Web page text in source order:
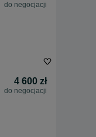
do negocjacji
4 600 zł
do negocjacji